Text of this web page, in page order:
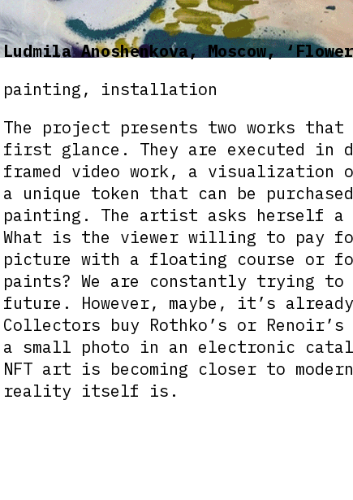
Ludmila Anoshenkova, Moscow,
painting, installation
The project presents two works
first glance. They are executed in
framed video work, a visualization
a unique token that can be
painting. The artist asks herself a
What is the viewer willing to pay
picture with a floating course or
paints? We are constantly trying
future. However, maybe, it’s
Collectors buy Rothko’s or
a small photo in an electronic
NFT art is becoming closer to
reality itself is.